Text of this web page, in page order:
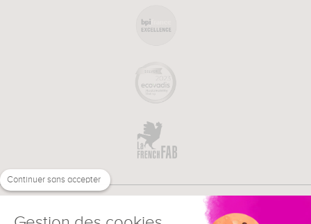
Continuer sans accepter